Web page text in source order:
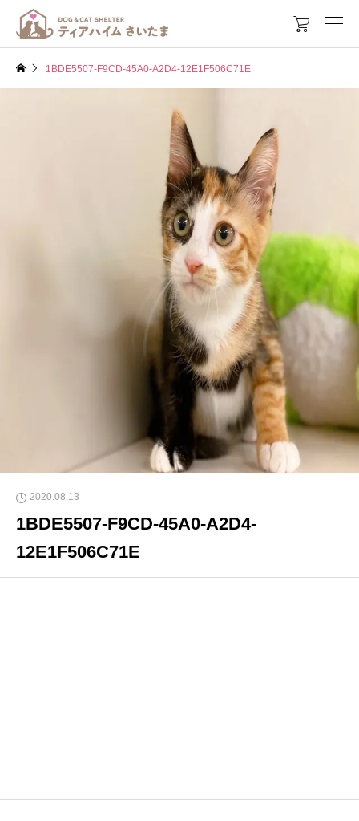

1BDE5507-F9CD-45A0-A2D4-12E1F506C71E
2020.08.13
1BDE5507-F9CD-45A0-A2D4-
12E1F506C71E